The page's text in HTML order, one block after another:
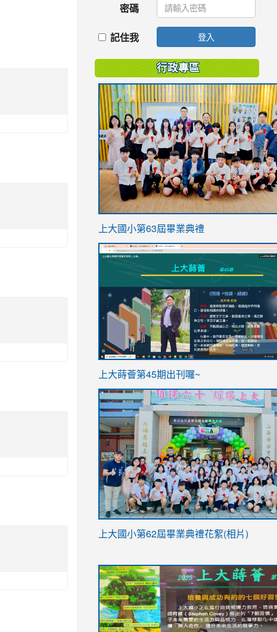
密碼
記住我 登入
行政專區
link
https://sites.google.com/stes.tyc.edu.tw/
上大國小第63屆畢業典禮
link
ink
https://sites.google.com/stes.tyc.edu.tw/
link
https://sites.google.com/stes.tyc.edu.tw/
上大蒔薈第45期出刊囉~
link
YfDQppRvyMk686kIw6SBbssEIZ6WnT/
usp=sharing
上大國小第62屆畢業典禮花絮(相片)
to
https://drive.google.com/file/d/1I-
YfDQppRvyMk686kIw6SBbssEIZ6WnT/
usp=sharing
to
https://sites.google.com/stes.tyc.edu.tw/